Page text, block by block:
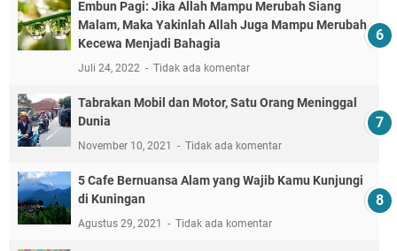
Embun Pagi: Jika Allah Mampu Merubah Siang
Malam, Maka Yakinlah Allah Juga Mampu Merubah
Kecewa Menjadi Bahagia
Juli 24, 2022 Tidak ada komentar
Tabrakan Mobil dan Motor, Satu Orang Meninggal
Dunia
November 10, 2021 Tidak ada komentar
5 Cafe Bernuansa Alam yang Wajib Kamu Kunjungi
di Kuningan
Agustus 29, 2021 Tidak ada komentar